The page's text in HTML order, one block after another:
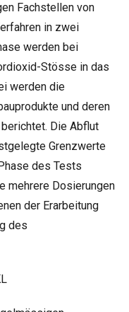
Fachstellen von
in zwei
werden bei
Stösse in das
werden die
und deren
Die Abflut
Grenzwerte
des Tests
mehrere Dosierungen
der Erarbeitung
des